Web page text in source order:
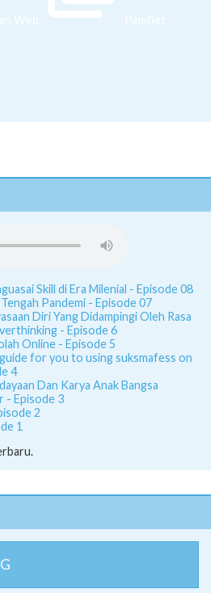
Web Pamflet
Skill di Era Milenial - Episode 08
Pandemi - Episode 07
Diri Yang Didampingi Oleh Rasa
- Episode 6
Online - Episode 5
for you to using suksmafess on
4
Dan Karya Anak Bangsa
- Episode 3
2
1